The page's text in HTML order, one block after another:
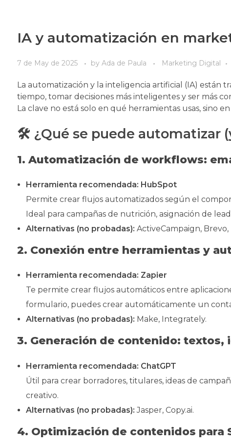
IA y automatización en
7 de May de 2025 by Ada de Paula Marketing Digital
La automatización y la inteligencia artificial (IA) están
tiempo, tomar decisiones más inteligentes y ser más
La clave no está solo en qué herramientas usas, sino
🛠️ ¿Qué se puede automatizar
1. Automatización de workflows:
Herramienta recomendada: HubSpot
Permite crear flujos automatizados según el
Ideal para campañas de nutrición, asignación de
Alternativas (no probadas): ActiveCampaign, Brevo,
2. Conexión entre herramientas y
Herramienta recomendada: Zapier
Te permite crear flujos automáticos entre
formulario, puedes crear automáticamente un
Alternativas (no probadas): Make, Integrately.
3. Generación de contenido: textos,
Herramienta recomendada: ChatGPT
Útil para crear borradores, titulares, ideas de
creativo.
Alternativas (no probadas): Jasper, Copy.ai.
4. Optimización de contenidos para